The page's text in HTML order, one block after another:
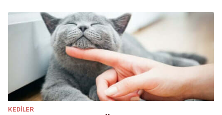
KEDILER